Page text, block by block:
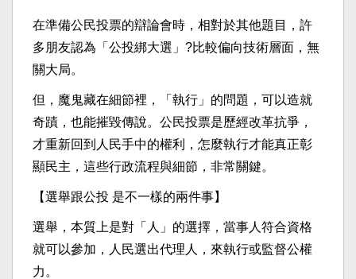
在準備公民投票的辯論會時，相對於其他題目，許
多朋友認為「公投綁大選」?比較偏向技術層面，無
關大局。
但，魔鬼藏在細節裡，「執行」的問題，可以造就
奇蹟，也能摧毀傳說。公民投票是歷經改革抗爭，
才重新回到人民手中的權利，怎麼執行才能真正彰
顯民主，這些行政流程與細節，非常關鍵。
【選舉跟公投 是不一樣的兩件事】
選舉，本質上是對「人」的選擇，當事人符合資格
就可以參加，人民選出代理人，來執行或監督公權
力。